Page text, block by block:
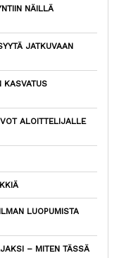
NÄILLÄ
JATKUVAAN
KASVATUS
ALOITTELIJALLE
LUOPUMISTA
– MITEN TÄSSÄ